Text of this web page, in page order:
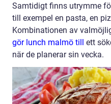
Samtidigt finns utrymme
till exempel en pasta, en
Kombinationen av
gör lunch malmö till ett
när de planerar sin vecka.